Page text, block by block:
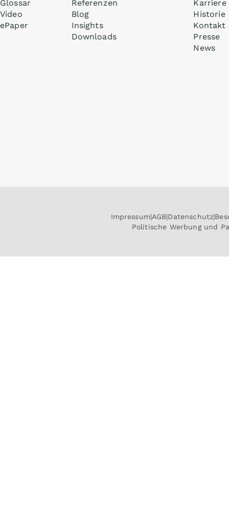
Glossar
Video
ePaper
Referenzen
Blog
Insights
Downloads
Karriere
Historie
Kontakt
Presse
News
Impressum AGB Datenschutz
Politische Werbung und